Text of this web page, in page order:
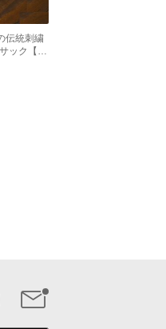
伝統刺繍
ック【オ
ン】【巾
すめ】/